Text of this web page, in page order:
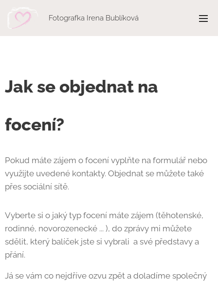
Fotografka Irena Bublíková
Jak se objednat na
focení?
Pokud máte zájem o focení vyplňte na formulář nebo
využijte uvedené kontakty. Objednat se můžete také
přes sociální sítě.
Vyberte si o jaký typ focení máte zájem (těhotenské,
rodinné, novorozenecké ... ), do zprávy mi můžete
sdělit, který balíček jste si vybrali a své představy a
přání.
Já se vám co nejdříve ozvu zpět a doladíme společný